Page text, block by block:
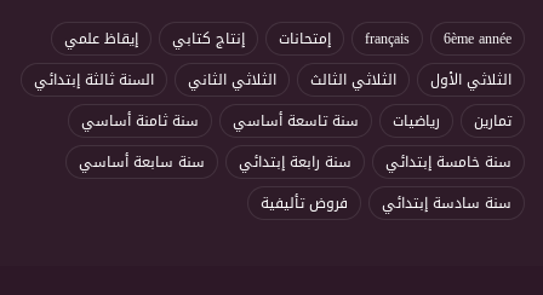
6ème année
français إمتحانات إنتاج كتابي
إيقاظ علمي
الثلاثي الأول
الثلاثي الثالث الثلاثي الثاني
السنة ثالثة إبتدائي
تمارين
رياضيات سنة تاسعة أساسي
سنة ثامنة أساسي
سنة خامسة إبتدائي
سنة رابعة إبتدائي
سنة سابعة أساسي
سنة سادسة إبتدائي
فروض تأليفية